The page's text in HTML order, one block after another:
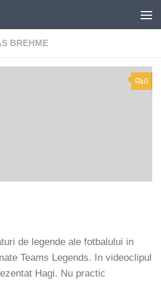
BREHME
0
de legende ale fotbalului in
Teams Legends. In videoclipul
Hagi. Nu practic